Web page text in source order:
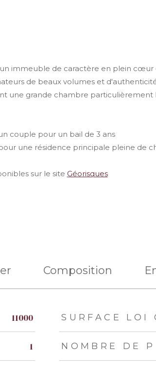
immeuble de caractère en plein
de beaux volumes et
une grande chambre
couple pour un bail de 3 ans
une résidence principale pleine de
sur le site Géorisques
Composition
11000 SURFACE LOI
1 NOMBRE DE